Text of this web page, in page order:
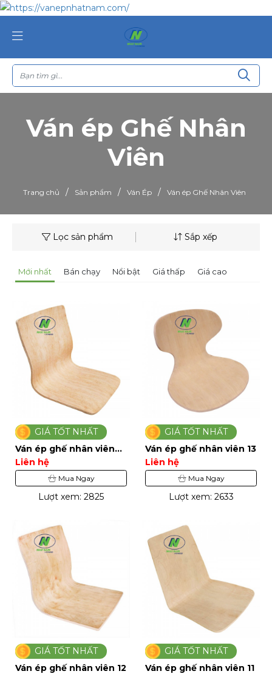
Ván ép Ghế Nhân
Viên
Trang chủ / Sản phẩm / Ván Ép / Ván ép Ghế Nhân Viên
Lọc sản phẩm Sắp xếp
Mới nhất Bán chạy Nổi bật Giá thấp Giá cao
GIÁ TỐT NHẤT
Ván ép ghế nhân viên
14
Liên hệ
Mua Ngay
Lượt xem: 2825
GIÁ TỐT NHẤT
Ván ép ghế nhân viên 13
Liên hệ
Mua Ngay
Lượt xem: 2633
GIÁ TỐT NHẤT
Ván ép ghế nhân viên 12
GIÁ TỐT NHẤT
Ván ép ghế nhân viên 11